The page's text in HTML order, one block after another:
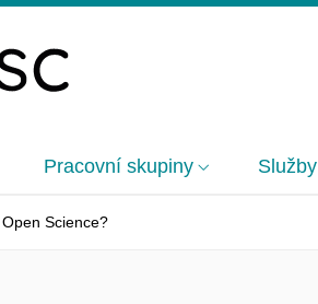
Pracovní skupiny Služby
Science?